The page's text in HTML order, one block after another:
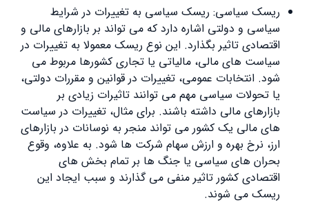
ریسک سیاسی: ریسک سیاسی به تغییرات در شرایط
سیاسی و دولتی اشاره دارد که می‌ تواند بر بازارهای مالی و
اقتصادی تاثیر بگذارد. این نوع ریسک معمولا به تغییرات در
سیاست ‌های مالی، مالیاتی یا تجاری کشورها مربوط می
‌شود. انتخابات عمومی، تغییرات در قوانین و مقررات دولتی،
یا تحولات سیاسی مهم می ‌توانند تاثیرات زیادی بر
بازارهای مالی داشته باشند. برای مثال، تغییرات در سیاست
‌های مالی یک کشور می ‌تواند منجر به نوسانات در بازارهای
ارز، نرخ بهره و ارزش سهام شرکت ‌ها شود. به علاوه، وقوع
بحران ‌های سیاسی یا جنگ ‌ها بر تمام بخش ‌های
اقتصادی کشور تاثیر منفی می گذارند و سبب ایجاد این
ریسک می شوند.